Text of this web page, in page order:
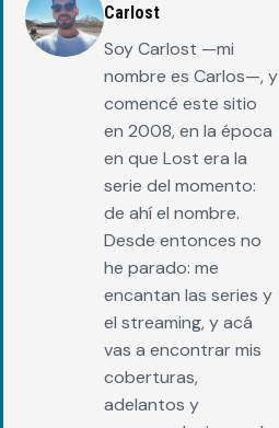
Carlost
Soy Carlost —mi
nombre es Carlos—, y
comencé este sitio
en 2008, en la época
en que Lost era la
serie del momento:
de ahí el nombre.
Desde entonces no
he parado: me
encantan las series y
el streaming, y acá
vas a encontrar mis
coberturas,
adelantos y